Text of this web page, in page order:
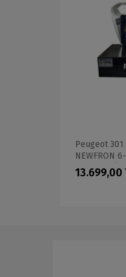
Peugeot
NEWFRON
OEM
13.699,00